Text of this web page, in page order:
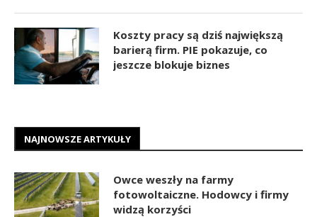
Koszty pracy są dziś największą
barierą firm. PIE pokazuje, co
jeszcze blokuje biznes
NAJNOWSZE ARTYKUŁY
Owce weszły na farmy
fotowoltaiczne. Hodowcy i firmy
widzą korzyści